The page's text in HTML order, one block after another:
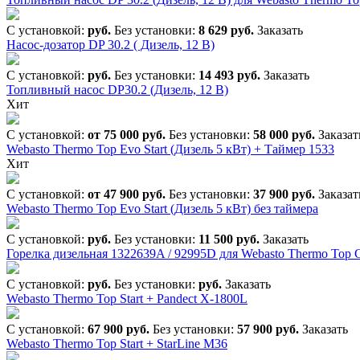
С установкой: руб. Без установки: 8 629 руб. Заказать
Насос-дозатор DP 30.2 ( Дизель, 12 В)
С установкой: руб. Без установки: 14 493 руб. Заказать
Топливный насос DP30.2 (Дизель, 12 B)
Хит
С установкой: от 75 000 руб. Без установки: 58 000 руб.
Webasto Thermo Top Evo Start (Дизель 5 кВт) + Таймер 1533
Хит
С установкой: от 47 900 руб. Без установки: 37 900 руб.
Webasto Thermo Top Evo Start (Дизель 5 кВт) без таймера
С установкой: руб. Без установки: 11 500 руб. Заказать
Горелка дизельная 1322639A / 92995D для Webasto Thermo Top
С установкой: руб. Без установки: руб. Заказать
Webasto Thermo Top Start + Pandеct Х-1800L
С установкой: 67 900 руб. Без установки: 57 900 руб. Заказать
Webasto Thermo Top Start + StarLine M36